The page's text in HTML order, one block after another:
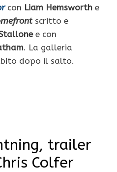
con Liam Hemsworth e
scritto e
e con
. La galleria
dopo il salto.
trailer
Colfer